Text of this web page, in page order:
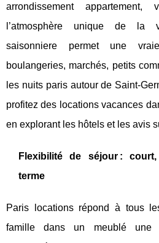
arrondissement
l’atmosphère unique de la
saisonniere permet une
boulangeries, marchés, petits
les nuits paris autour de Saint-
profitez des locations vacances
en explorant les hôtels et les avis
Flexibilité de séjour :
terme
Paris locations répond à tous
famille dans un meublé une